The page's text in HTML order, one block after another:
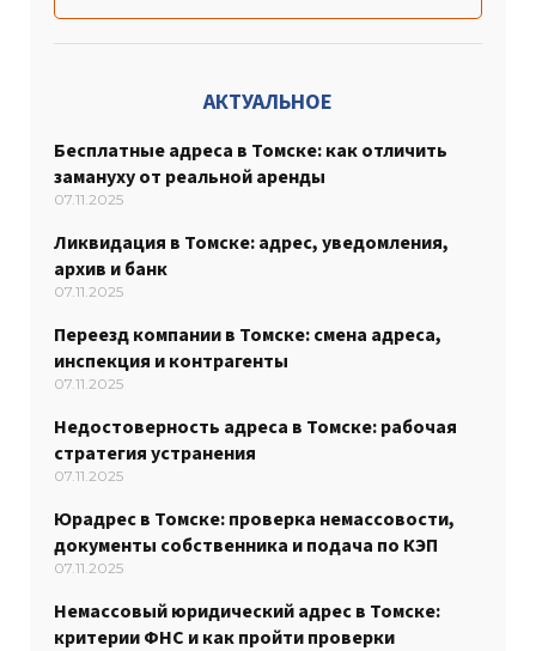
АКТУАЛЬНОЕ
Бесплатные адреса в Томске: как отличить
замануху от реальной аренды
07.11.2025
Ликвидация в Томске: адрес, уведомления,
архив и банк
07.11.2025
Переезд компании в Томске: смена адреса,
инспекция и контрагенты
07.11.2025
Недостоверность адреса в Томске: рабочая
стратегия устранения
07.11.2025
Юрадрес в Томске: проверка немассовости,
документы собственника и подача по КЭП
07.11.2025
Немассовый юридический адрес в Томске:
критерии ФНС и как пройти проверки